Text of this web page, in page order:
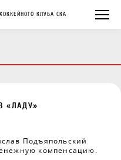
КЛУБА СКА
«ЛАДУ»
Подъяпольский
компенсацию.